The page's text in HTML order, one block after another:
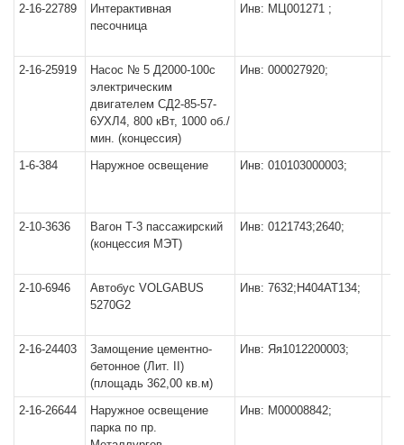
2-16-22789
Интерактивная
песочница
Инв: МЦ001271 ;
2-16-25919
Насос № 5 Д2000-100с
электрическим
двигателем СД2-85-57-
6УХЛ4, 800 кВт, 1000 об./
мин. (концессия)
Инв: 000027920;
1-6-384 Наружное освещение Инв: 010103000003;
2-10-3636
Вагон Т-3 пассажирский
(концессия МЭТ)
Инв: 0121743;2640;
2-10-6946
Автобус VOLGABUS
5270G2
Инв: 7632;Н404АТ134;
2-16-24403
Замощение цементно-
бетонное (Лит. II)
(площадь 362,00 кв.м)
Инв: Яя1012200003;
2-16-26644
Наружное освещение
парка по пр.
Инв: М00008842;